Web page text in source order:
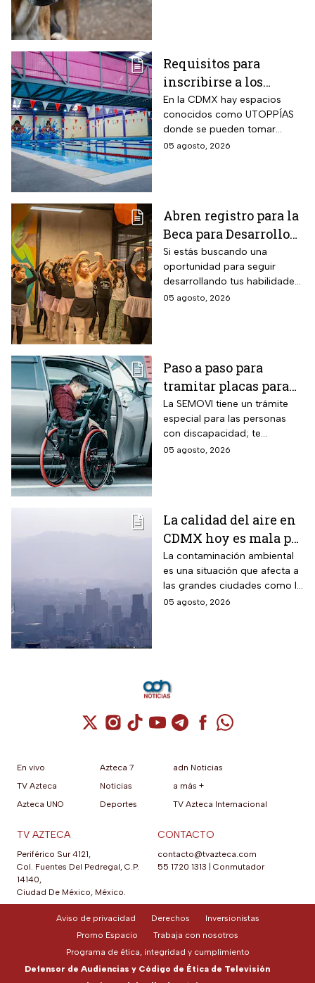
Requisitos para
inscribirse a los
talleres de la UTOPÍA
Coyoacán
En la CDMX hay espacios
conocidos como UTOPPÍAS
donde se pueden tomar
talleres y practicar deportes y
05 agosto, 2026
Abren registro para la
Beca para Desarrollo
de Talento PILARES;
requisitos para recibir
hasta 10 mil pesos
Si estás buscando una
oportunidad para seguir
desarrollando tus habilidades
puedes registrarte para la
05 agosto, 2026
Paso a paso para
tramitar placas para
automovilistas con
discapacidad en
CDMX durante 2026
La SEMOVI tiene un trámite
especial para las personas
con discapacidad; te
contamos todo lo que
05 agosto, 2026
La calidad del aire en
CDMX hoy es mala por
partículas PM10;
¿habrá Doble Hoy No
Circula?
La contaminación ambiental
es una situación que afecta a
las grandes ciudades como la
CDMX y cuando los niveles
05 agosto, 2026
Cuenta de X / Twitter (se abre en una
Cuenta de Instagram (se abre en una
Cuenta de TikTok (se abre en
Cuenta de YouTube (se abre
Cuenta de Telegram (se
Cuenta de
Cuenta de
En vivo
TV Azteca
Azteca UNO
Azteca 7
Noticias
Deportes
adn Noticias
a más +
TV Azteca Internacional
TV AZTECA
Periférico Sur 4121,
Col. Fuentes Del Pedregal, C.P.
14140,
Ciudad De México, México.
CONTACTO
contacto@tvazteca.com
55 1720 1313
Conmutador
Aviso de privacidad Derechos
Inversionistas
Promo Espacio
Trabaja con nosotros
Programa de ética, integridad y cumplimiento
Defensor de Audiencias y Código de Ética de Televisión